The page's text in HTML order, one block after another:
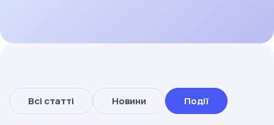
Всі статті Новини Події